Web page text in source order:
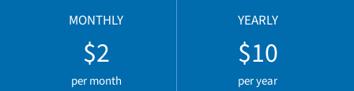
MONTHLY
$2
per month
YEARLY
$10
per year